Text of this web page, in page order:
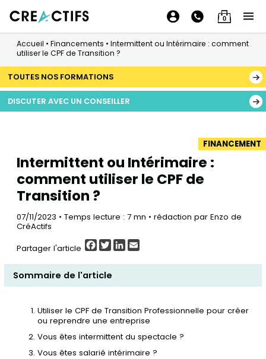
0
Accueil • Financements • Intermittent ou Intérimaire : comment
utiliser le CPF de Transition ?
TOUTES NOS FORMATIONS
DISCUTER AVEC UN CONSEILLER
Intermittent ou Intérimaire :
comment utiliser le CPF de
Transition ?
FINANCEMENT
07/11/2023 • Temps lecture : 7 mn • rédaction par Enzo de
CréActifs
Partager l'article
Facebook
TwitterLinkedIn
Sommaire de l'article
Utiliser le CPF de Transition Professionnelle pour créer
ou reprendre une entreprise
Vous êtes intermittent du spectacle ?
Vous êtes salarié intérimaire ?